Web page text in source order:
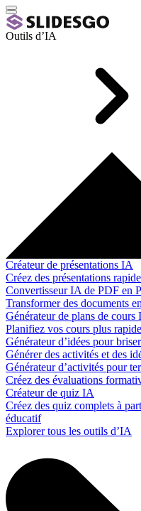
Outils d’IA
Créateur de présentations IA
Créez des présentations
Convertisseur IA de PDF en
Transformer des documents
Générateur de plans de cours
Planifiez vos cours plus
Générateur d’idées pour
Générer des activités et des
Générateur d’activités pour
Créez des évaluations
Créateur de quiz IA
Créez des quiz complets à
éducatif
Explorer tous les outils d’IA